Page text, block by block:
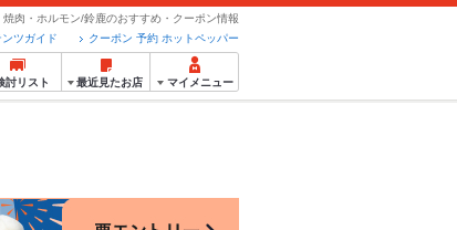
焼肉・ホルモン/鈴鹿のおすすめ・クーポン情報
クーポン 予約 ホットペッパー
ンツガイド
討リスト 最近見たお店 マイメニュー